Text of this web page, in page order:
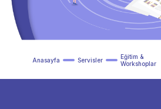
Anasayfa Servisler
Eğitim &
Workshoplar